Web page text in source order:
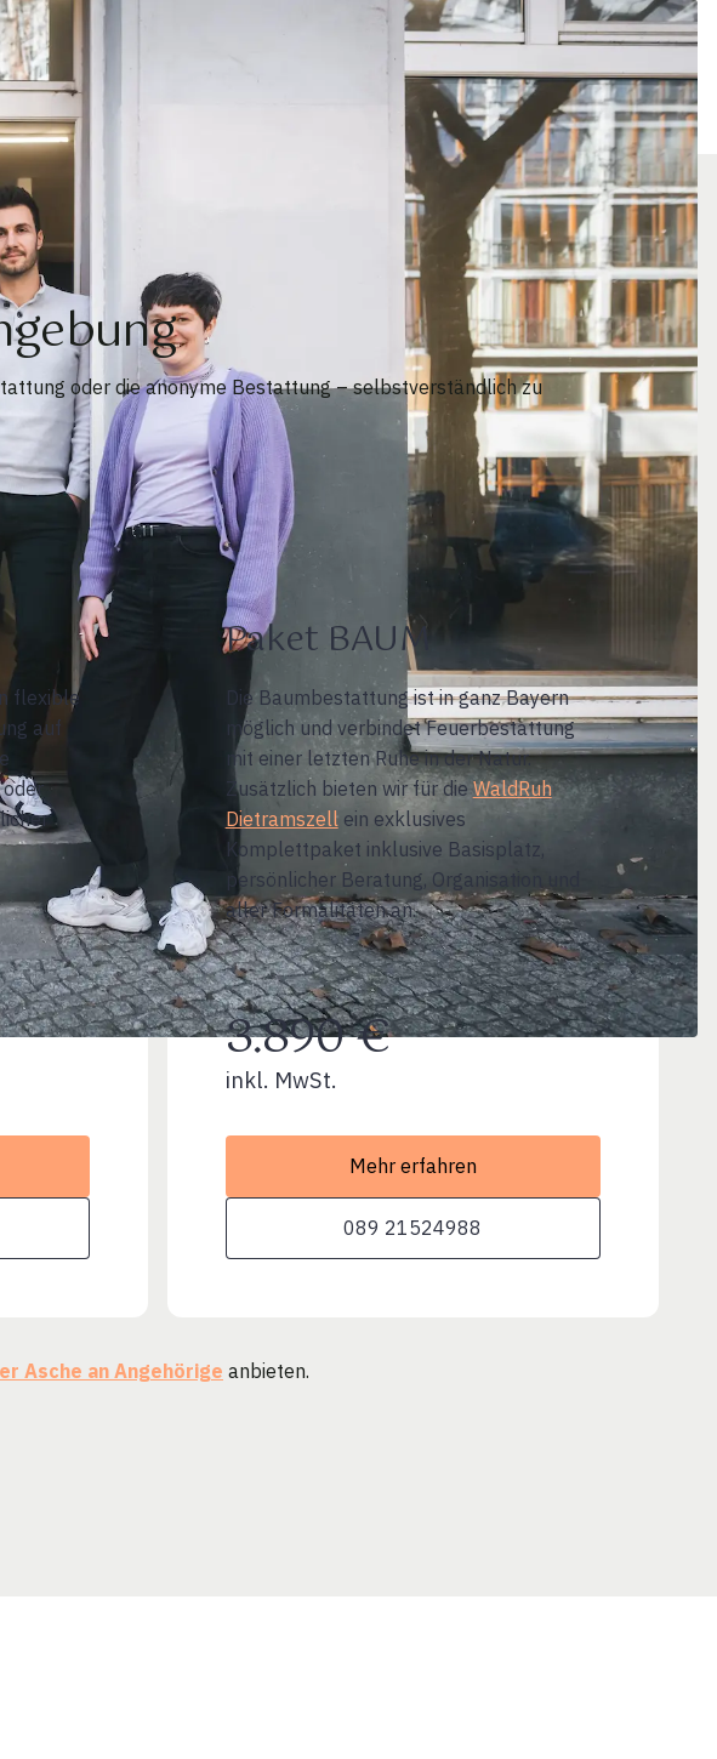
oder die anonyme Bestattung – selbstverständlich zu
flexible
auf
Paket BAUM
Die Baumbestattung ist in ganz Bayern
möglich und verbindet Feuerbestattung
mit einer letzten Ruhe in der Natur.
Zusätzlich bieten wir für die WaldRuh
Dietramszellein exklusives
Komplettpaket inklusive Basisplatz,
persönlicher Beratung, Organisation und
aller Formalitäten an.
3.890 €
inkl. MwSt.
Mehr erfahren
089 21524988
Asche an Angehörige anbieten.